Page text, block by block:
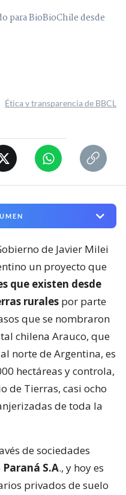
para BioBioChile desde
Ética y transparencia de BBCL
de Javier Milei
un proyecto que
que existen desde
rurales por parte
que se nombraron
chilena Arauco, que
norte de Argentina, es
hectáreas y controla,
de Tierras, casi ocho
de toda la
de sociedades
S.A., y hoy es
privados de suelo